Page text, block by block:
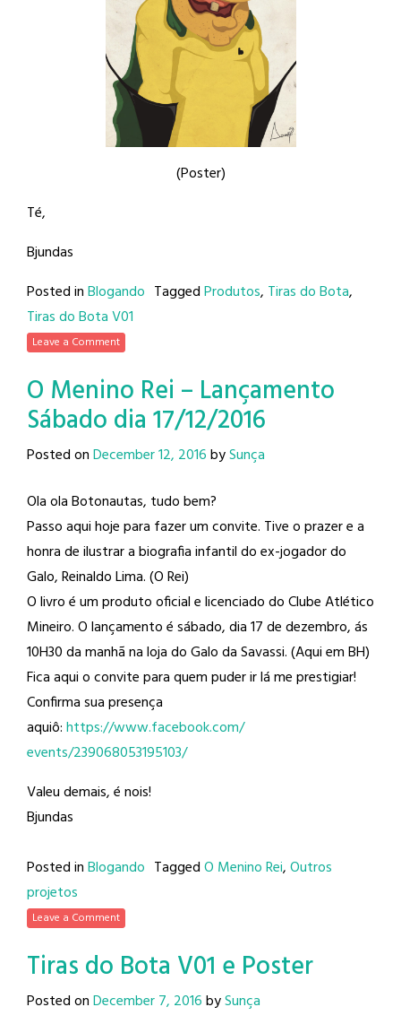
(Poster)
Té,
Bjundas
Posted inBlogando TaggedProdutos, Tiras do Bota,
Tiras do Bota V01
Leave a Comment
O Menino Rei – Lançamento
Sábado dia 17/12/2016
Posted onDecember 12, 2016bySunça
Ola ola Botonautas, tudo bem?
Passo aqui hoje para fazer um convite. Tive o prazer e a
honra de ilustrar a biografia infantil do ex-jogador do
Galo, Reinaldo Lima​. (O Rei)
O livro é um produto oficial e licenciado do Clube Atlético
Mineiro​. O lançamento é sábado, dia 17 de dezembro, ás
10H30 da manhã na loja do Galo da Savassi. (Aqui em BH)
Fica aqui o convite para quem puder ir lá me prestigiar!
Confirma sua presença
aquiô:https://www.facebook.com/
events/239068053195103/
Valeu demais, é nois!
Bjundas
Posted inBlogando TaggedO Menino Rei,Outros
projetos
Leave a Comment
Tiras do Bota V01 e Poster
Posted onDecember 7, 2016bySunça